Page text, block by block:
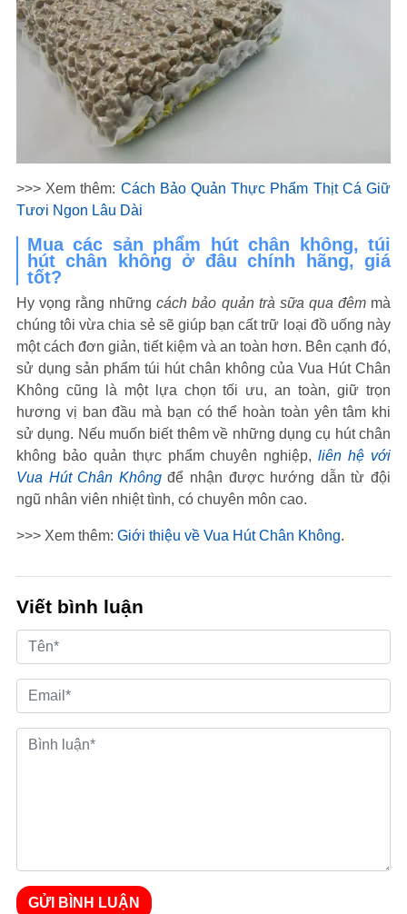
>>> Xem thêm: Cách Bảo Quản Thực Phẩm Thịt Cá Giữ
Tươi Ngon Lâu Dài
Mua các sản phẩm hút chân không, túi
hút chân không ở đâu chính hãng, giá
tốt?
Hy vọng rằng nhữngcách bảo quản trà sữa qua đêmmà
chúng tôi vừa chia sẻ sẽ giúp bạn cất trữ loại đồ uống này
một cách đơn giản, tiết kiệm và an toàn hơn. Bên cạnh đó,
sử dụng sản phẩm túi hút chân không của Vua Hút Chân
Không cũng là một lựa chọn tối ưu, an toàn, giữ trọn
hương vị ban đầu mà bạn có thể hoàn toàn yên tâm khi
sử dụng. Nếu muốn biết thêm về những dụng cụ hút chân
không bảo quản thực phẩm chuyên nghiệp,liên hệ với
Vua Hút Chân Khôngđể nhận được hướng dẫn từ đội
ngũ nhân viên nhiệt tình, có chuyên môn cao.
>>> Xem thêm: Giới thiệu về Vua Hút Chân Không.
Viết bình luận
GỬI BÌNH LUẬN